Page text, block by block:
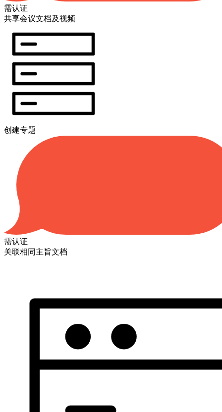
需认证
共享会议文档及视频
创建专题
需认证
关联相同主旨文档